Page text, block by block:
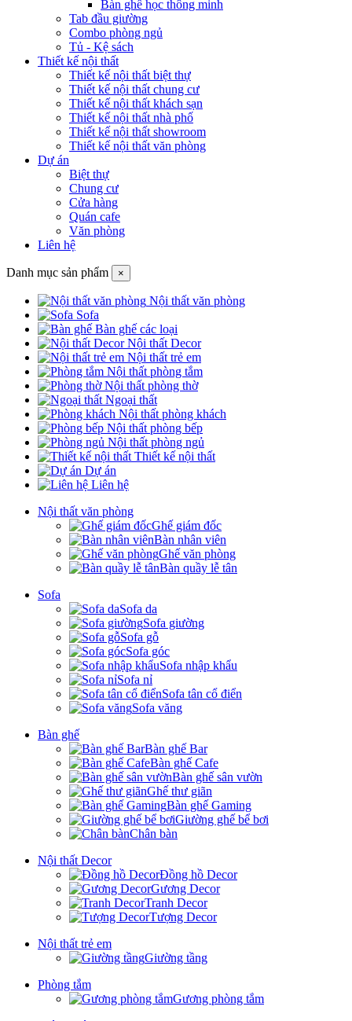
Bàn ghế học thông minh
Tab đầu giường
Combo phòng ngủ
Tủ - Kệ sách
Thiết kế nội thất
Thiết kế nội thất biệt thự
Thiết kế nội thất chung cư
Thiết kế nội thất khách sạn
Thiết kế nội thất nhà phố
Thiết kế nội thất showroom
Thiết kế nội thất văn phòng
Dự án
Biệt thự
Chung cư
Cửa hàng
Quán cafe
Văn phòng
Liên hệ
Danh mục sản phẩm ×
Nội thất văn phòng
Sofa
Bàn ghế các loại
Nội thất Decor
Nội thất trẻ em
Nội thất phòng tắm
Nội thất phòng thờ
Ngoại thất
Nội thất phòng khách
Nội thất phòng bếp
Nội thất phòng ngủ
Thiết kế nội thất
Dự án
Liên hệ
Nội thất văn phòng
Ghế giám đốc
Bàn nhân viên
Ghế văn phòng
Bàn quầy lễ tân
Sofa
Sofa da
Sofa giường
Sofa gỗ
Sofa góc
Sofa nhập khẩu
Sofa nỉ
Sofa tân cổ điển
Sofa văng
Bàn ghế
Bàn ghế Bar
Bàn ghế Cafe
Bàn ghế sân vườn
Ghế thư giãn
Bàn ghế Gaming
Giường ghế bể bơi
Chân bàn
Nội thất Decor
Đồng hồ Decor
Gương Decor
Tranh Decor
Tượng Decor
Nội thất trẻ em
Giường tầng
Phòng tắm
Gương phòng tắm